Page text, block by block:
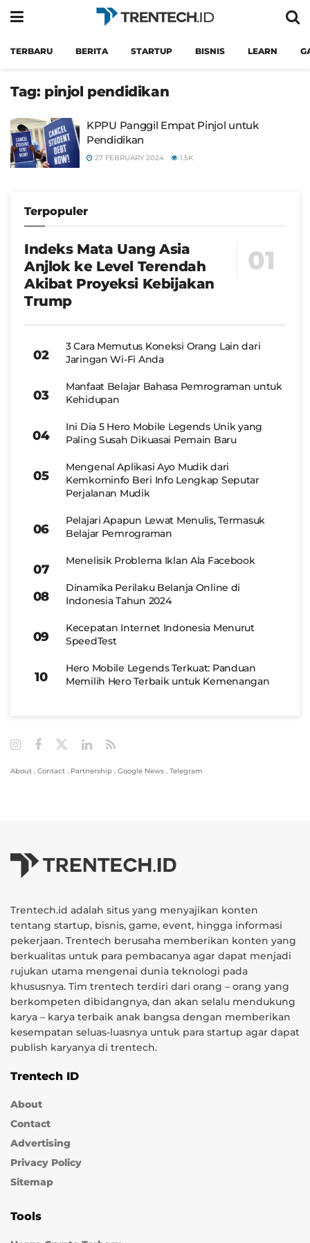
TERBARU BERITA STARTUP BISNIS LEARN
Tag: pinjol pendidikan
KPPU Panggil Empat Pinjol untuk
Pendidikan
27 FEBRUARY 2024 1.5K
Terpopuler
Indeks Mata Uang Asia
Anjlok ke Level Terendah
Akibat Proyeksi Kebijakan
Trump
3 Cara Memutus Koneksi Orang Lain dari
Jaringan Wi-Fi Anda
Manfaat Belajar Bahasa Pemrograman untuk
Kehidupan
Ini Dia 5 Hero Mobile Legends Unik yang
Paling Susah Dikuasai Pemain Baru
Mengenal Aplikasi Ayo Mudik dari
Kemkominfo Beri Info Lengkap Seputar
Perjalanan Mudik
Pelajari Apapun Lewat Menulis, Termasuk
Belajar Pemrograman
Menelisik Problema Iklan Ala Facebook
Dinamika Perilaku Belanja Online di
Indonesia Tahun 2024
Kecepatan Internet Indonesia Menurut
SpeedTest
Hero Mobile Legends Terkuat: Panduan
Memilih Hero Terbaik untuk Kemenangan
About . Contact . Partnership . Google News . Telegram
Trentech.id adalah situs yang menyajikan konten
tentang startup, bisnis, game, event, hingga informasi
pekerjaan. Trentech berusaha memberikan konten yang
berkualitas untuk para pembacanya agar dapat menjadi
rujukan utama mengenai dunia teknologi pada
khususnya. Tim trentech terdiri dari orang – orang yang
berkompeten dibidangnya, dan akan selalu mendukung
karya – karya terbaik anak bangsa dengan memberikan
kesempatan seluas-luasnya untuk para startup agar dapat
publish karyanya di trentech.
Trentech ID
About
Contact
Advertising
Privacy Policy
Sitemap
Tools